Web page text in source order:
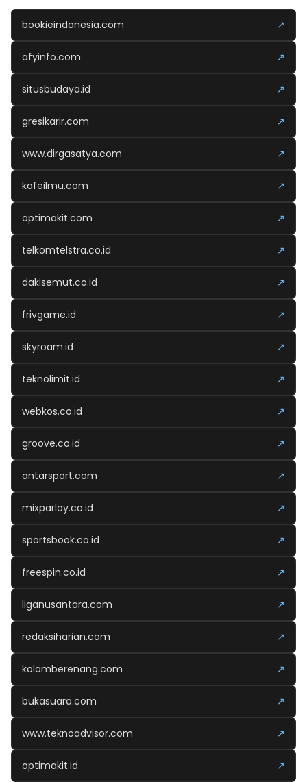
bookieindonesia.com ↗
afyinfo.com ↗
situsbudaya.id ↗
gresikarir.com ↗
www.dirgasatya.com ↗
kafeilmu.com ↗
optimakit.com ↗
telkomtelstra.co.id ↗
dakisemut.co.id ↗
frivgame.id ↗
skyroam.id ↗
teknolimit.id ↗
webkos.co.id ↗
groove.co.id ↗
antarsport.com ↗
mixparlay.co.id ↗
sportsbook.co.id ↗
freespin.co.id ↗
liganusantara.com ↗
redaksiharian.com ↗
kolamberenang.com ↗
bukasuara.com ↗
www.teknoadvisor.com ↗
optimakit.id ↗